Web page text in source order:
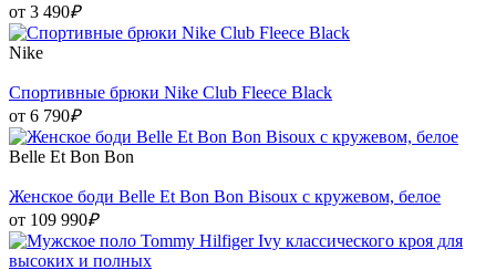
от 3 490₽
Nike
Cпортивные брюки Nike Club Fleece Black
от 6 790₽
Belle Et Bon Bon
Женское боди Belle Et Bon Bon Bisoux с кружевом, белое
от 109 990₽